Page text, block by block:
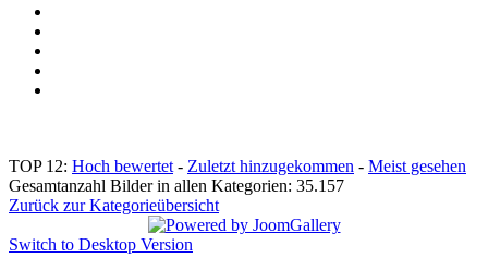
TOP 12: Hoch bewertet - Zuletzt hinzugekommen - Meist gesehen
Gesamtanzahl Bilder in allen Kategorien: 35.157
Zurück zur Kategorieübersicht
Switch to Desktop Version